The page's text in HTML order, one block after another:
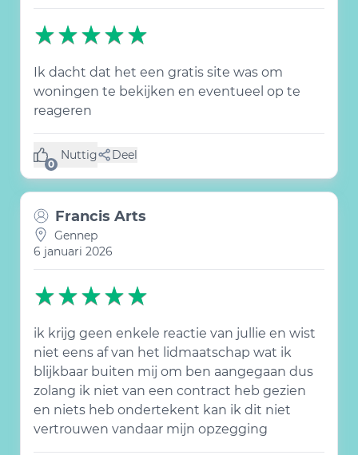
Ik dacht dat het een gratis site was om
woningen te bekijken en eventueel op te
reageren
0
Nuttig
(0 like) Deel
Francis Arts
Gennep
6 januari 2026
ik krijg geen enkele reactie van jullie en wist
niet eens af van het lidmaatschap wat ik
blijkbaar buiten mij om ben aangegaan dus
zolang ik niet van een contract heb gezien
en niets heb ondertekent kan ik dit niet
vertrouwen vandaar mijn opzegging